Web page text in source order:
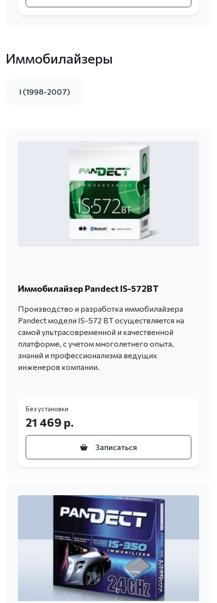
Иммобилайзеры
I (1998-2007)
Иммобилайзер Pandect IS-572BT
Производство и разработка иммобилайзера
Pandect модели IS-572 BT осуществляется на
самой ультрасовременной и качественной
платформе, с учетом многолетнего опыта,
знаний и профессионализма ведущих
инженеров компании.
Без установки
21 469 р.
Записаться